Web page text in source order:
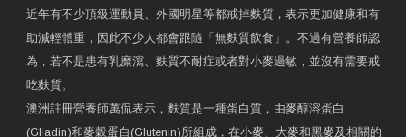
近年有不少頂級運動員、外國明星等都戒掉麩質，表示更加健康和有
助減輕體重，因此不少人都會跟隨「無麩質飲食」。不過有營養師認
為，若不是患有乳糜瀉、麩質不耐症或者對小麥過敏，並沒有需要戒
吃麩質。
澳洲註冊營養師萬侃表示，麩質是一種蛋白質，由麥醇溶蛋白
(Gliadin)和麥穀蛋白(Glutenin)所組成，在小麥、大麥和黑麥及相關的